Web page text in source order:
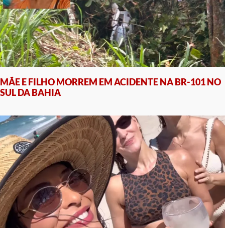
MÃE E FILHO MORREM EM ACIDENTE NA BR-101 NO
SUL DA BAHIA